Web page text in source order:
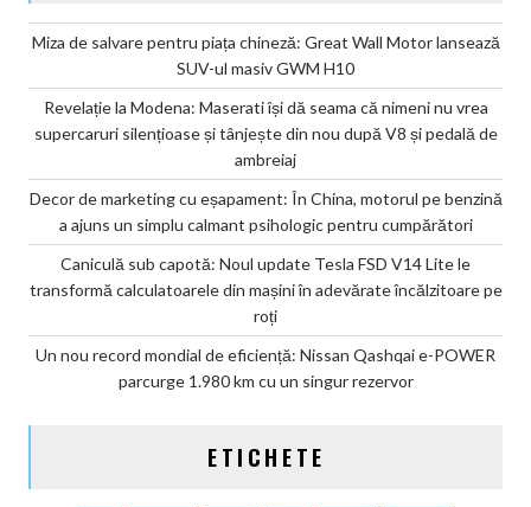
Miza de salvare pentru piața chineză: Great Wall Motor lansează
SUV-ul masiv GWM H10
Revelație la Modena: Maserati își dă seama că nimeni nu vrea
supercaruri silențioase și tânjește din nou după V8 și pedală de
ambreiaj
Decor de marketing cu eșapament: În China, motorul pe benzină
a ajuns un simplu calmant psihologic pentru cumpărători
Caniculă sub capotă: Noul update Tesla FSD V14 Lite le
transformă calculatoarele din mașini în adevărate încălzitoare pe
roți
Un nou record mondial de eficiență: Nissan Qashqai e-POWER
parcurge 1.980 km cu un singur rezervor
ETICHETE